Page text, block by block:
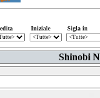
Iniziale Sigla in
Shinobi